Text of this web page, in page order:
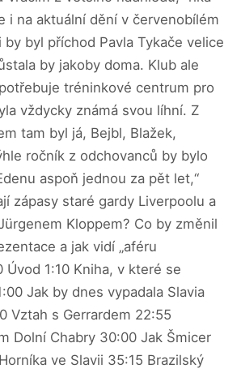
i na aktuální dění v červenobílém
by byl příchod Pavla Tykače velice
by jakoby doma. Klub ale
tréninkové centrum pro
vždycky známá svou líhní. Z
tam byl já, Bejbl, Blažek,
ročník z odchovanců by bylo
aspoň jednou za pět let,“
zápasy staré gardy Liverpoolu a
Kloppem? Co by změnil
a jak vidí „aféru
Úvod 1:10 Kniha, v které se
Jak by dnes vypadala Slavia
Vztah s Gerrardem 22:55
Dolní Chabry 30:00 Jak Šmicer
ve Slavii 35:15 Brazilský